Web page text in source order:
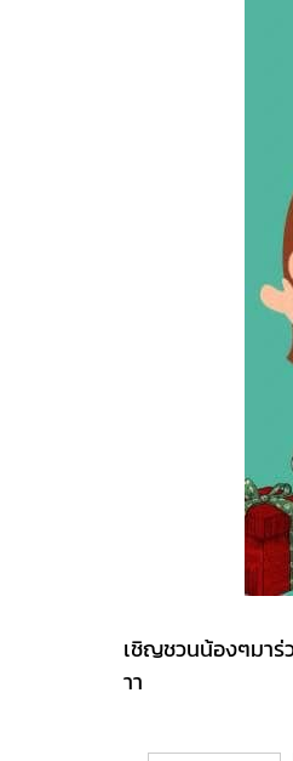
เชิญชวนน้องๆมาร่
าา